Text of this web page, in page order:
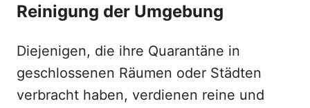
Reinigung der Umgebung
Diejenigen, die ihre Quarantäne in
geschlossenen Räumen oder Städten
verbracht haben, verdienen reine und